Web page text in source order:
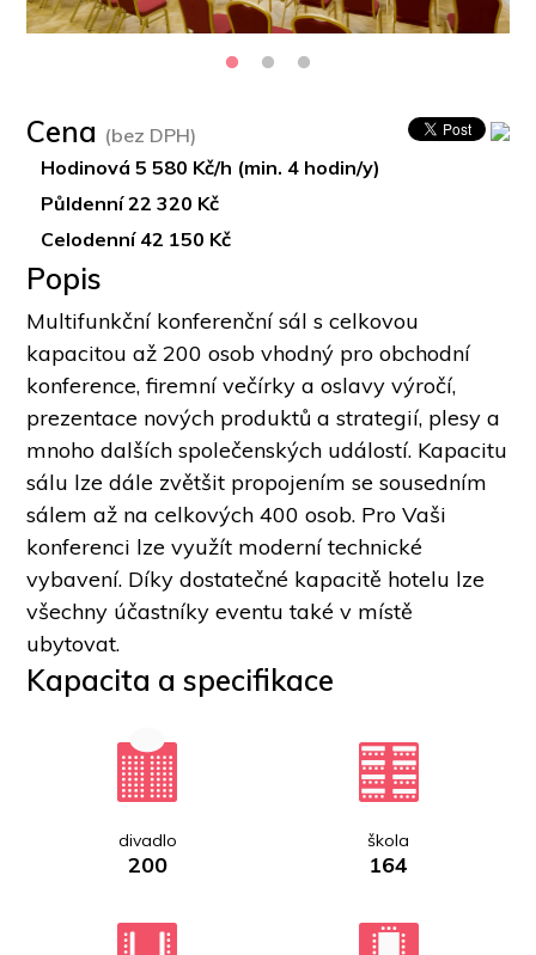
Cena (bez DPH)
Hodinová 5 580 Kč/h (min. 4 hodin/y)
Půldenní 22 320 Kč
Celodenní 42 150 Kč
Popis
Multifunkční konferenční sál s celkovou
kapacitou až 200 osob vhodný pro obchodní
konference, firemní večírky a oslavy výročí,
prezentace nových produktů a strategií, plesy a
mnoho dalších společenských událostí. Kapacitu
sálu lze dále zvětšit propojením se sousedním
sálem až na celkových 400 osob. Pro Vaši
konferenci lze využít moderní technické
vybavení. Díky dostatečné kapacitě hotelu lze
všechny účastníky eventu také v místě
ubytovat.
Kapacita a specifikace
divadlo
200
škola
164